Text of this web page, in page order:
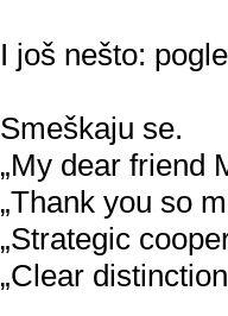
I još nešto:
Smeškaju se.
„My dear friend
„Thank you so
„Strategic
„Clear